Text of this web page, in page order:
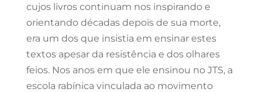
cujos livros continuam nos inspirando e
orientando décadas depois de sua morte,
era um dos que insistia em ensinar estes
textos apesar da resistência e dos olhares
feios. Nos anos em que ele ensinou no JTS, a
escola rabínica vinculada ao movimento